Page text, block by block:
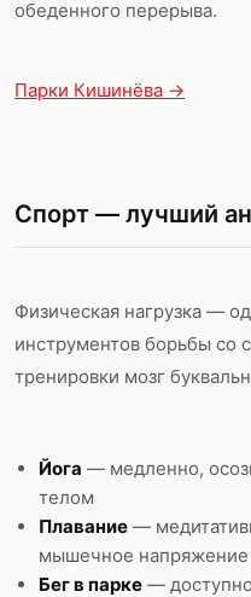
обеденного перерыва.
Парки Кишинёва →
Спорт — лучший
Физическая нагрузка —
инструментов борьбы со
тренировки мозг
Йога — медленно,
телом
Плавание —
мышечное напряжение
Бег в парке —